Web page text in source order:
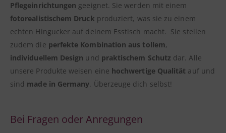
Pflegeinrichtungen geeignet. Sie werden mit einem
fotorealistischem Druck produziert, was sie zu einem
echten Hingucker auf deinem Esstisch macht. Sie stellen
zudem die perfekte Kombination aus tollem,
individuellem Design und praktischem Schutz dar. Alle
unsere Produkte weisen eine hochwertige Qualität auf und
sind made in Germany. Überzeuge dich selbst!
Bei Fragen oder Anregungen